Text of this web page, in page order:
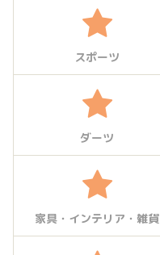
スポーツ
ダーツ
家具・インテリア・雑貨